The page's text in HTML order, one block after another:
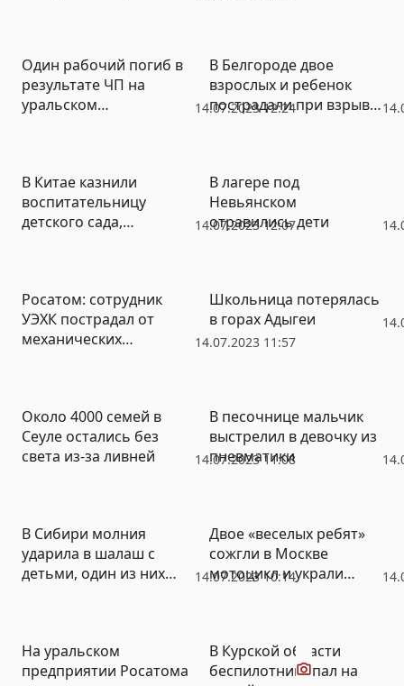
14.07.2023 12:24
Один рабочий погиб в
результате ЧП на
уральском
В Белгороде двое
взрослых и ребенок
пострадали при взрыве
14.07.2023 12:07
В Китае казнили
воспитательницу
детского сада,
В лагере под
Невьянском
отравились дети
14.07.2023 11:57
Росатом: сотрудник
УЭХК пострадал от
механических
Школьница потерялась
в горах Адыгеи
14.07.2023 11:08
Около 4000 семей в
Сеуле остались без
света из-за ливней
В песочнице мальчик
выстрелил в девочку из
пневматики
14.07.2023 10:14
В Сибири молния
ударила в шалаш с
детьми, один из них
Двое «веселых ребят»
сожгли в Москве
мотоцикл и украли
На уральском
предприятии Росатома
Видео
В Курской области
беспилотник упал на